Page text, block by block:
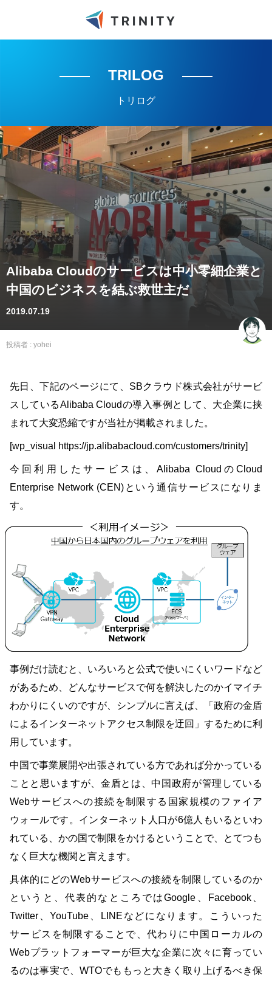
TRILOG
トリログ
Alibaba Cloudのサービスは中小零細企業と
中国のビジネスを結ぶ救世主だ
2019.07.19
投稿者 : yohei
先日、下記のページにて、SBクラウド株式会社がサービ
スしているAlibaba Cloudの導入事例として、大企業に挟
まれて大変恐縮ですが当社が掲載されました。
[wp_visual https://jp.alibabacloud.com/customers/trinity]
今回利用したサービスは、Alibaba CloudのCloud
Enterprise Network (CEN)という通信サービスになりま
す。
事例だけ読むと、いろいろと公式で使いにくいワードなど
があるため、どんなサービスで何を解決したのかイマイチ
わかりにくいのですが、シンプルに言えば、「政府の金盾
によるインターネットアクセス制限を迂回」するために利
用しています。
中国で事業展開や出張されている方であれば分かっている
ことと思いますが、金盾とは、中国政府が管理している
Webサービスへの接続を制限する国家規模のファイア
ウォールです。インターネット人口が6億人もいるといわ
れている、かの国で制限をかけるということで、とてつも
なく巨大な機関と言えます。
具体的にどのWebサービスへの接続を制限しているのか
というと、代表的なところではGoogle、Facebook、
Twitter、YouTube、LINEなどになります。こういった
サービスを制限することで、代わりに中国ローカルの
Webプラットフォーマーが巨大な企業に次々に育ってい
るのは事実で、WTOでももっと大きく取り上げるべき保